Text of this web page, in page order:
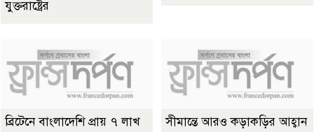
যুক্তরাষ্ট্রের
ব্রিটেনে বাংলাদেশি প্রায় ৭ লাখ
সীমান্তে আরও কড়াকড়ির আহ্বান